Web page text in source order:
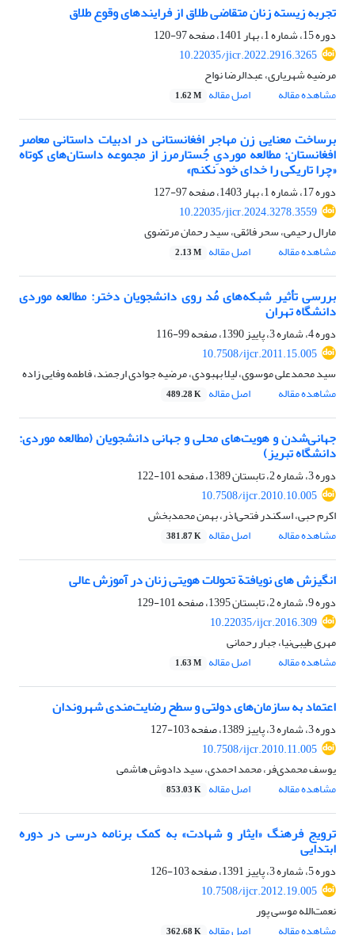
تجربه زیسته زنان متقاضی طلاق از فرایندهای وقوع طلاق
دوره 15، شماره 1، بهار 1401، صفحه
97-120
10.22035/jicr.2022.2916.3265
مرضیه شهریاری، عبدالرضا نواح
مشاهده مقاله
اصل مقاله 1.62 M
برساخت معنایی زن مهاجر افغانستانی در ادبیات داستانی معاصر
افغانستان: مطالعه موردیِ جُستارمرز از مجموعه داستان‌های کوتاه
«چرا تاریکی را خدای خود نکنم»
دوره 17، شماره 1، بهار 1403، صفحه
97-127
10.22035/jicr.2024.3278.3559
مارال رحیمی، سحر فائقی، سید رحمان مرتضوی
مشاهده مقاله
اصل مقاله 2.13 M
بررسی تأثیر شبکه‌های مُد روی دانشجویان دختر: مطالعه موردی
دانشگاه تهران
دوره 4، شماره 3، پاییز 1390، صفحه
99-116
10.7508/ijcr.2011.15.005
سید محمدعلی موسوی، لیلا بهبودی، مرضیه جوادی ارجمند، فاطمه وفایی زاده
مشاهده مقاله
اصل مقاله 489.28 K
جهانی‌شدن و هویت‌های محلی و جهانی دانشجویان (مطالعه موردی:
دانشگاه تبریز)
دوره 3، شماره 2، تابستان 1389، صفحه
101-122
10.7508/ijcr.2010.10.005
اکرم حبی، اسکندر فتحی‌اذر، بهمن محمدبخش
مشاهده مقاله
اصل مقاله 381.87 K
انگیزش های نویافتة تحولات هویتی زنان در آموزش عالی
دوره 9، شماره 2، تابستان 1395، صفحه
101-129
10.22035/ijcr.2016.309
مهری طیبی‌نیا، جبار رحمانی
مشاهده مقاله
اصل مقاله 1.63 M
اعتماد به سازمان‌های دولتی و سطح رضایت‌مندی شهروندان
دوره 3، شماره 3، پاییز 1389، صفحه
103-127
10.7508/ijcr.2010.11.005
یوسف محمدی‌فر، محمد احمدی، سید دادوش هاشمی
مشاهده مقاله
اصل مقاله 853.03 K
ترویج فرهنگ «ایثار و شهادت» به کمک برنامه درسی در دوره
ابتدایی
دوره 5، شماره 3، پاییز 1391، صفحه
103-126
10.7508/ijcr.2012.19.005
نعمت‌الله موسی پور